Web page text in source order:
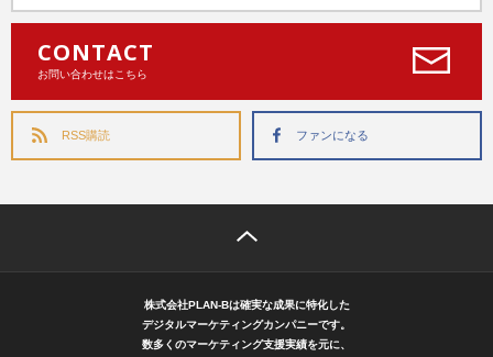
CONTACT
お問い合わせはこちら
RSS購読 ファンになる
株式会社PLAN-Bは確実な成果に特化した
デジタルマーケティングカンパニーです。
数多くのマーケティング支援実績を元に、